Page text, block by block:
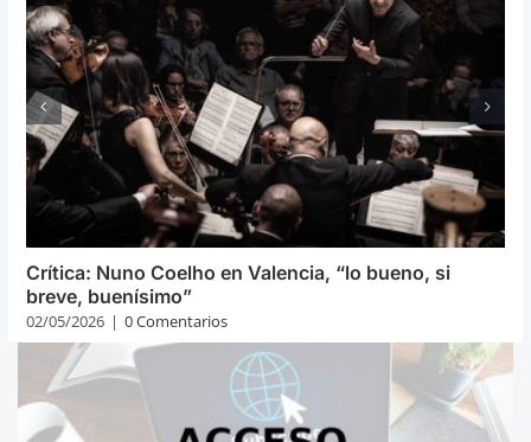
Crítica: Nuno Coelho en Valencia, “lo bueno, si
breve, buenísimo”
02/05/2026 | 0 Comentarios